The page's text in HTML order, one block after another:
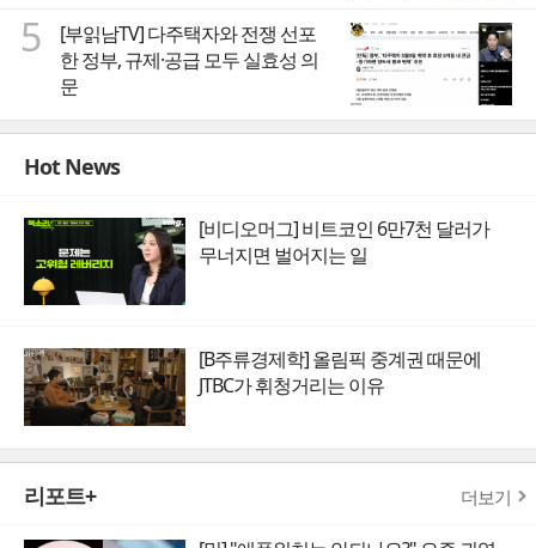
5
[부읽남TV] 다주택자와 전쟁 선포
한 정부, 규제·공급 모두 실효성 의
문
Hot News
[비디오머그] 비트코인 6만7천 달러가
무너지면 벌어지는 일
[B주류경제학] 올림픽 중계권 때문에
JTBC가 휘청거리는 이유
리포트+ 더보기